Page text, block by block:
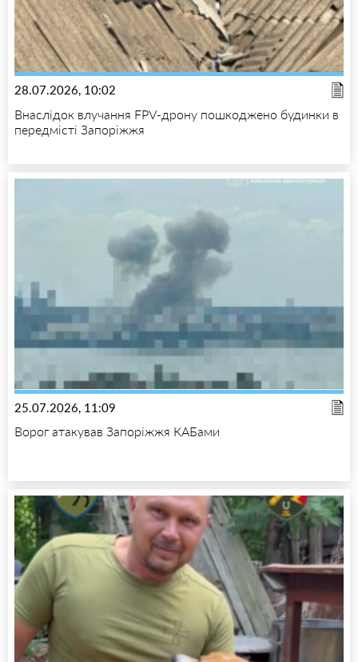
28.07.2026, 10:02
Внаслідок влучання FPV-дрону пошкоджено будинки в
передмісті Запоріжжя
25.07.2026, 11:09
Ворог атакував Запоріжжя КАБами